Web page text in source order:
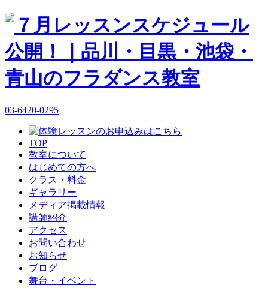
03-6420-0295
TOP
教室について
はじめての方へ
クラス・料金
ギャラリー
メディア掲載情報
講師紹介
アクセス
お問い合わせ
お知らせ
ブログ
舞台・イベント